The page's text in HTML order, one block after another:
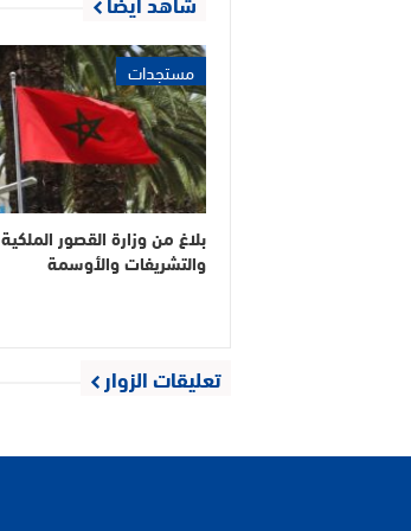
مستجدات
بلاغ من وزارة القصور الملكية
والتشريفات والأوسمة
تعليقات الزوار